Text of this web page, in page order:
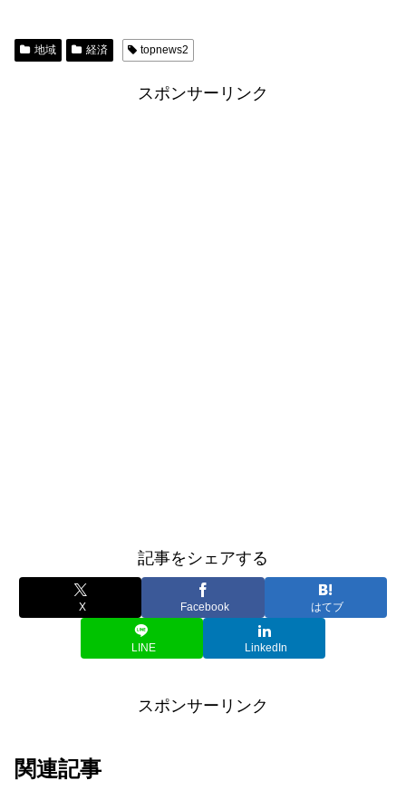
地域 経済 topnews2
スポンサーリンク
記事をシェアする
X Facebook はてブ
LINE LinkedIn
スポンサーリンク
関連記事